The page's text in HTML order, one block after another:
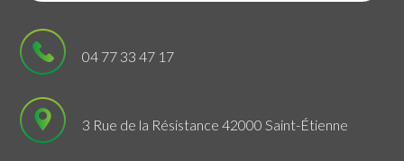
04 77 33 47 17
3 Rue de la Résistance 42000 Saint-Étienne